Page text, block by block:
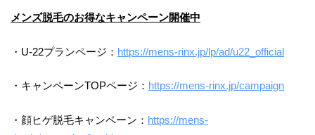
メンズ脱毛のお得なキャンペーン開催中
・U-22プランページ： https://mens-rinx.jp/lp/ad/u22_official
・キャンペーンTOPページ： https://mens-rinx.jp/campaign
・顔ヒゲ脱毛キャンペーン： https://mens-